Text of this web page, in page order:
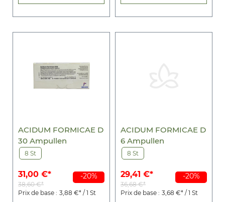
-20%
ACIDUM FORMICAE D
30 Ampullen
8 St
31,00 €*
38,60 €*
Prix de base : 3,88 €* / 1 St
-20%
ACIDUM FORMICAE D
6 Ampullen
8 St
29,41 €*
36,68 €*
Prix de base : 3,68 €* / 1 St